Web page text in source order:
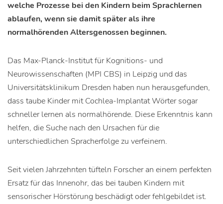
welche Prozesse bei den Kindern beim Sprachlernen
ablaufen, wenn sie damit später als ihre
normalhörenden Altersgenossen beginnen.
Das Max-Planck-Institut für Kognitions- und
Neurowissenschaften (MPI CBS) in Leipzig und das
Universitätsklinikum Dresden haben nun herausgefunden,
dass taube Kinder mit Cochlea-Implantat Wörter sogar
schneller lernen als normalhörende. Diese Erkenntnis kann
helfen, die Suche nach den Ursachen für die
unterschiedlichen Spracherfolge zu verfeinern.
Seit vielen Jahrzehnten tüfteln Forscher an einem perfekten
Ersatz für das Innenohr, das bei tauben Kindern mit
sensorischer Hörstörung beschädigt oder fehlgebildet ist.